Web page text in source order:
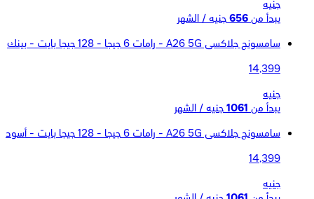
جنيه
يبدأ من 656 جنيه / الشهر
سامسونج جلاكسى A26 5G - رامات 6 جيجا - 128 جيجا بايت - بينك
14,399
جنيه
يبدأ من 1061 جنيه / الشهر
سامسونج جلاكسى A26 5G - رامات 6 جيجا - 128 جيجا بايت - أسود
14,399
جنيه